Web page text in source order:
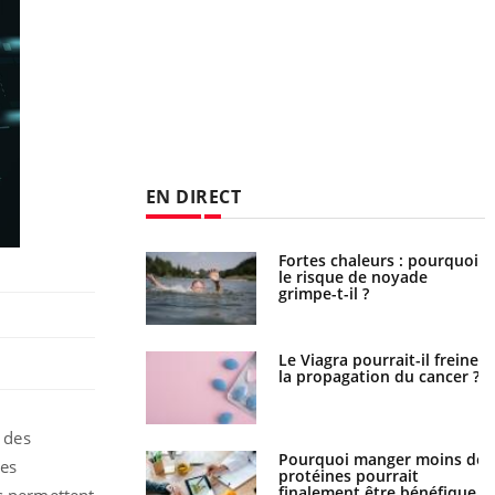
des
EN DIRECT
votre ventre
les premiers
Fortes chaleurs : pourquoi
le risque de noyade
grimpe-t-il ?
Le Viagra pourrait-il freiner
la propagation du cancer ?
Pourquoi manger moins de
protéines pourrait